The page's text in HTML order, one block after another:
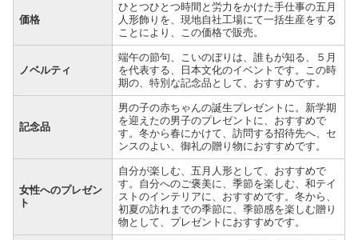
価格
ひとつひとつ時間と労力をかけた手仕事の五月
人形飾りを、現地自社工場にて一括生産をする
ことにより、この価格で販売。
ノベルティ
端午の節句、こいのぼりは、誰もが知る、５月
を代表する、日本文化のイベントです。この時
期の、特別な記念品として、おすすめです。
記念品
男の子の赤ちゃんの誕生プレゼントに。新学期
を迎えたの男子のプレゼントに、おすすめで
す。冬から春にかけて、訪問する招待先へ、セ
ンスのよい、御礼の贈り物におすすめです。
女性へのプレゼン
ト
自分が楽しむ、五月人形として、おすすめで
す。自分へのご褒美に、季節を楽しむ、和テイ
ストのインテリアに、おすすめです。冬から、
初夏の訪れまでの季節に、季節感を楽しむ贈り
物として、プレゼントにおすすめです。